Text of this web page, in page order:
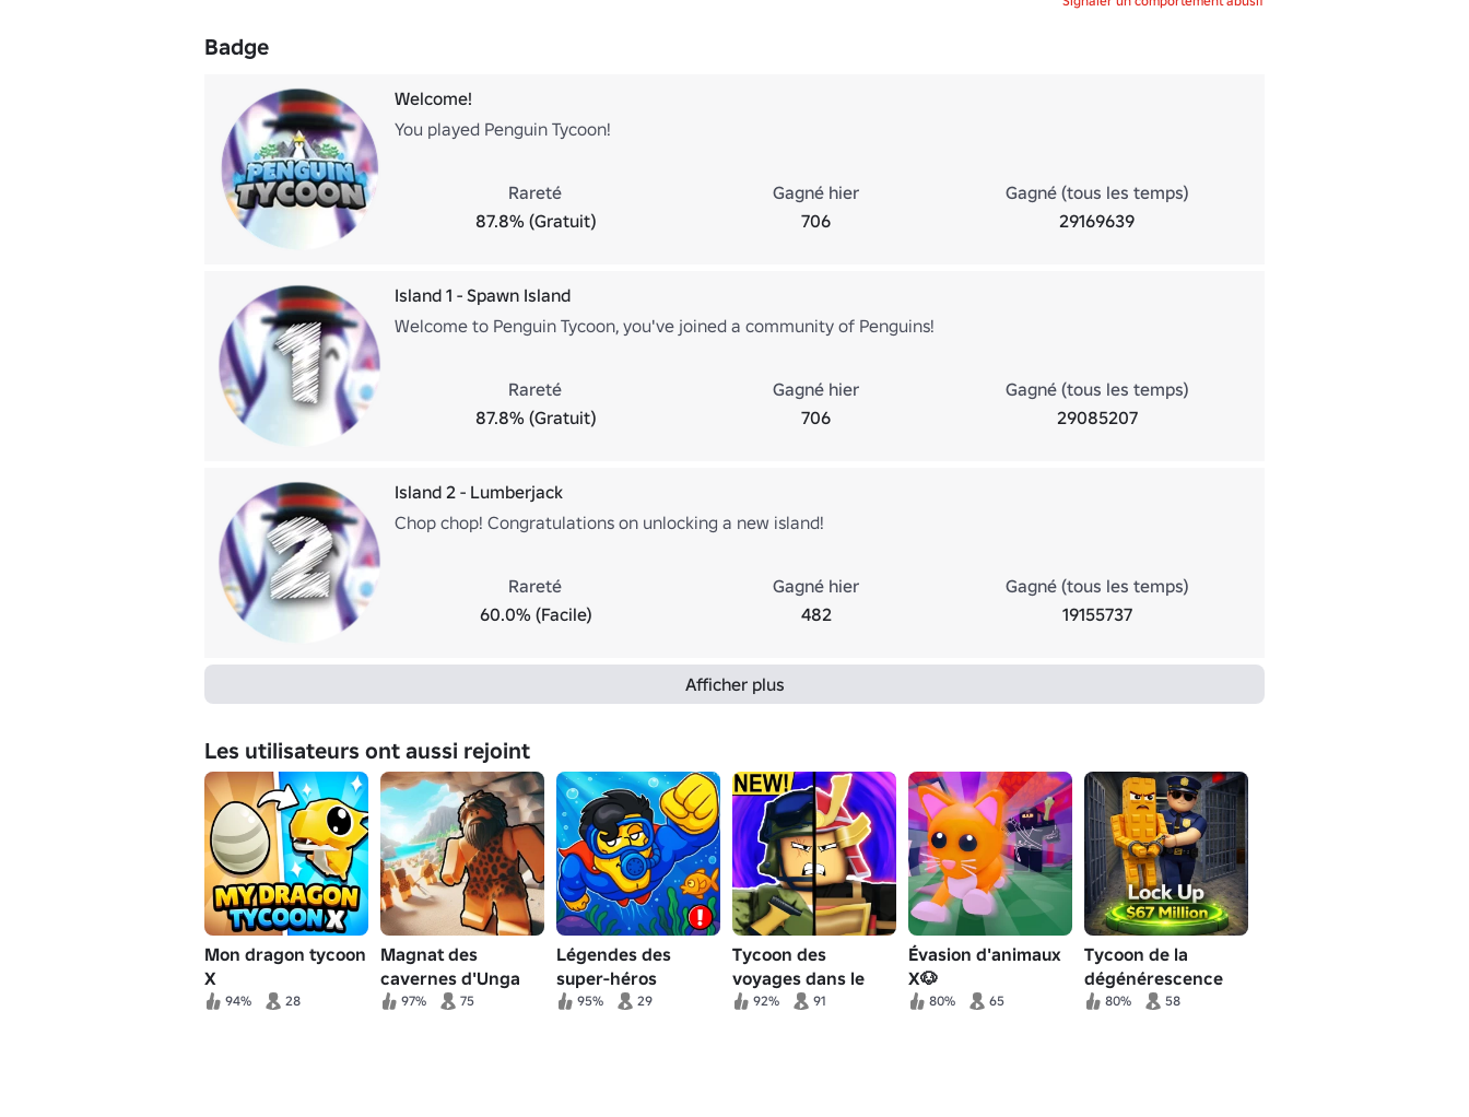
Badge
Welcome!
You played Penguin Tycoon!
Rareté
87.8% (Gratuit)
Gagné hier
706
Gagné (tous les temps)
29169639
Island 1 - Spawn Island
Welcome to Penguin Tycoon, you've joined a community of Penguins!
Rareté
87.8% (Gratuit)
Gagné hier
706
Gagné (tous les temps)
29085207
Island 2 - Lumberjack
Chop chop! Congratulations on unlocking a new island!
Rareté
60.0% (Facile)
Gagné hier
482
Gagné (tous les temps)
19155737
Afficher plus
Les utilisateurs ont aussi rejoint
Mon dragon tycoon
X
94% 28
Magnat des
cavernes d'Unga
Bunga
97% 75
Légendes des
super-héros
95% 29
Tycoon des
voyages dans le
temps 🌟
92% 91
Évasion d'animaux
X🐶
80% 65
Tycoon de la
dégénérescence
cérébrale en prison
80% 58